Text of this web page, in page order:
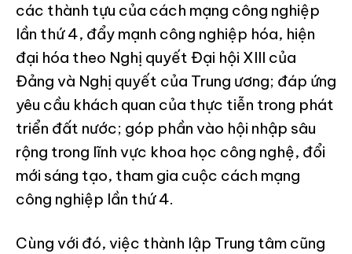
các thành tựu của cách mạng công nghiệp
lần thứ 4, đẩy mạnh công nghiệp hóa, hiện
đại hóa theo Nghị quyết Đại hội XIII của
Đảng và Nghị quyết của Trung ương; đáp ứng
yêu cầu khách quan của thực tiễn trong phát
triển đất nước; góp phần vào hội nhập sâu
rộng trong lĩnh vực khoa học công nghệ, đổi
mới sáng tạo, tham gia cuộc cách mạng
công nghiệp lần thứ 4.
Cùng với đó, việc thành lập Trung tâm cũng